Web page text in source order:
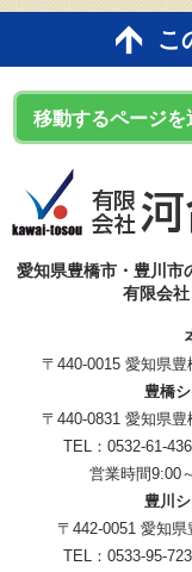
こ
愛知県豊橋市・豊川市
有限会
〒440-0015 愛知県
豊橋
〒440-0831 愛知県
TEL：0532-61-
営業時間9:00
豊川
〒442-0051 愛知
TEL：0533-95-